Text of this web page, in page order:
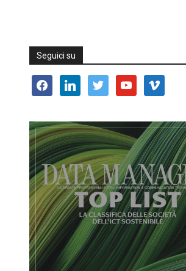
Seguici su
facebooklinkedin twitter youtube vimeo